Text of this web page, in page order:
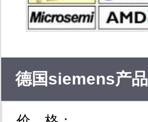
digital,mini-circuits
德国siemens产品